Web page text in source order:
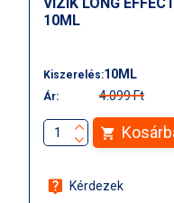
10ML
Kiszerelés:10ML
Ár: 4.099 Ft
Kérdezek